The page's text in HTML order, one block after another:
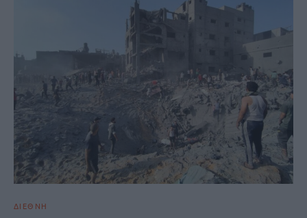
ΔΙΕΘΝΗ